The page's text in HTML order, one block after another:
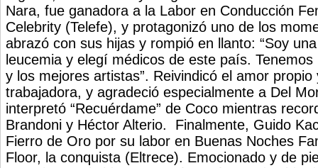
Nara, fue ganadora a la Labor en Conducción
Celebrity (Telefe), y protagonizó uno de los
abrazó con sus hijas y rompió en llanto: “Soy
leucemia y elegí médicos de este país.
y los mejores artistas”. Reivindicó el amor
trabajadora, y agradeció especialmente a Del
interpretó “Recuérdame” de Coco mientras
Brandoni y Héctor Alterio. Finalmente, Guido
Fierro de Oro por su labor en Buenas Noches
Floor, la conquista (Eltrece). Emocionado y de